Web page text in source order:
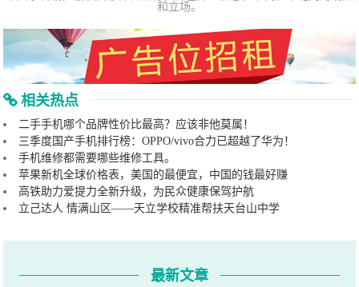
和立场。
相关热点
二手手机哪个品牌性价比最高？应该非他莫属！
三季度国产手机排行榜：OPPO/vivo合力已超越了华为！
手机维修都需要哪些维修工具。
苹果新机全球价格表，美国的最便宜，中国的钱最好赚
高铁助力爱提力全新升级，为民众健康保驾护航
立己达人 情满山区——天立学校精准帮扶天台山中学
最新文章